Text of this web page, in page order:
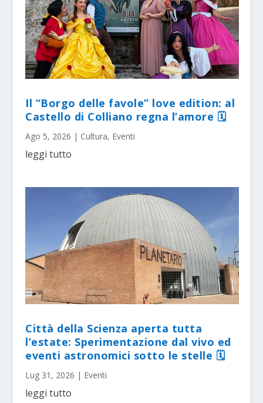
Il “Borgo delle favole” love edition: al
Castello di Colliano regna l’amore 🗓
Ago 5, 2026 | Cultura, Eventi
leggi tutto
Città della Scienza aperta tutta
l’estate: Sperimentazione dal vivo ed
eventi astronomici sotto le stelle 🗓
Lug 31, 2026 | Eventi
leggi tutto